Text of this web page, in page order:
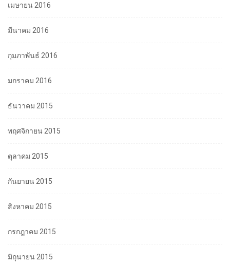
เมษายน 2016
มีนาคม 2016
กุมภาพันธ์ 2016
มกราคม 2016
ธันวาคม 2015
พฤศจิกายน 2015
ตุลาคม 2015
กันยายน 2015
สิงหาคม 2015
กรกฎาคม 2015
มิถุนายน 2015